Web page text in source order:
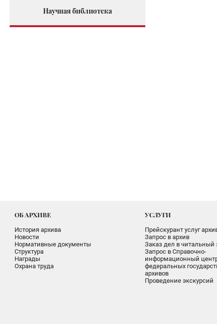
Научная библиотека
ОБ АРХИВЕ
История архива
Новости
Нормативные документы
Структура
Награды
Охрана труда
УСЛУГИ
Прейскурант услуг
Запрос в архив
Заказ дел в читальный
Запрос в Справочно-
информационный
федеральных
архивов
Проведение экскурсий